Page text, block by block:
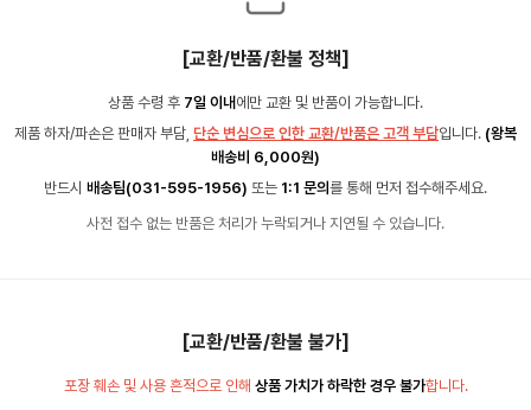
[교환/반품/환불 정책]
상품 수령 후 7일 이내 에만 교환 및 반품이 가능합니다.
제품 하자/파손은 판매자 부담, 단순 변심으로 인한 교환/반품은 고객 부담입니다. (왕복
배송비 6,000원)
반드시 배송팀(031-595-1956) 또는 1:1 문의 를 통해 먼저 접수해주세요.
사전 접수 없는 반품은 처리가 누락되거나 지연될 수 있습니다.
[교환/반품/환불 불가]
포장 훼손 및 사용 흔적으로 인해 상품 가치가 하락한 경우 불가합니다.